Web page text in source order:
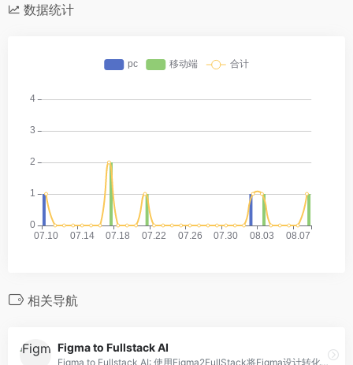
数据统计
相关导航
Figma to Fullstack AI
Figma to Fullstack AI: 使用Figma2FullStack将Figma设计转化为功能强大的AI应用程序，无需编码，提高生产力和项目成功。